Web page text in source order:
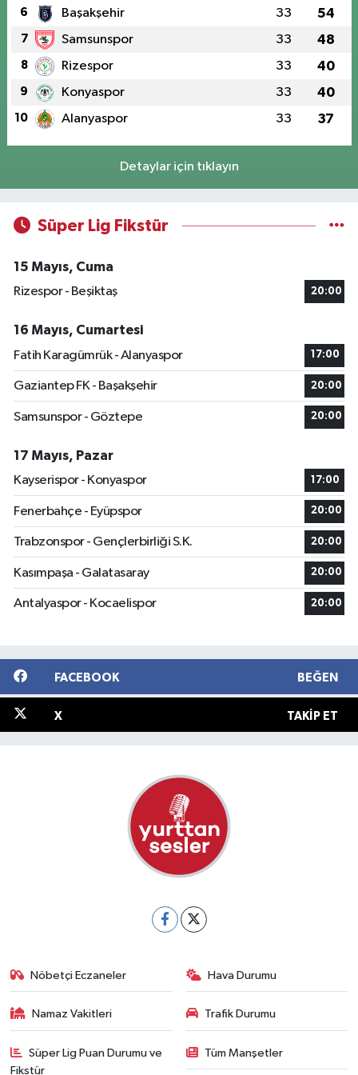
6 Başakşehir 33 54
7 Samsunspor 33 48
8 Rizespor 33 40
9 Konyaspor 33 40
10 Alanyaspor 33 37
Detaylar için tıklayın
Süper Lig Fikstür
15 Mayıs, Cuma
Rizespor - Beşiktaş
20:00
16 Mayıs, Cumartesi
Fatih Karagümrük - Alanyaspor
17:00
Gaziantep FK - Başakşehir 20:00
Samsunspor - Göztepe 20:00
17 Mayıs, Pazar
Kayserispor - Konyaspor
17:00
Fenerbahçe - Eyüpspor 20:00
Trabzonspor - Gençlerbirliği S.K. 20:00
Kasımpaşa - Galatasaray 20:00
Antalyaspor - Kocaelispor 20:00
FACEBOOK BEĞEN
X TAKIP ET
Nöbetçi Eczaneler Hava Durumu
Namaz Vakitleri Trafik Durumu
Süper Lig Puan Durumu ve
Fikstür
Tüm Manşetler